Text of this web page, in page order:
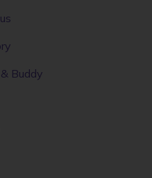
Buddy